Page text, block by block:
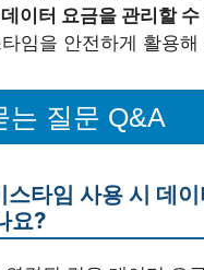
이터 요금을 관리할
임을 안전하게 활용해
는 질문 Q&A
스타임 사용 시 데
요?